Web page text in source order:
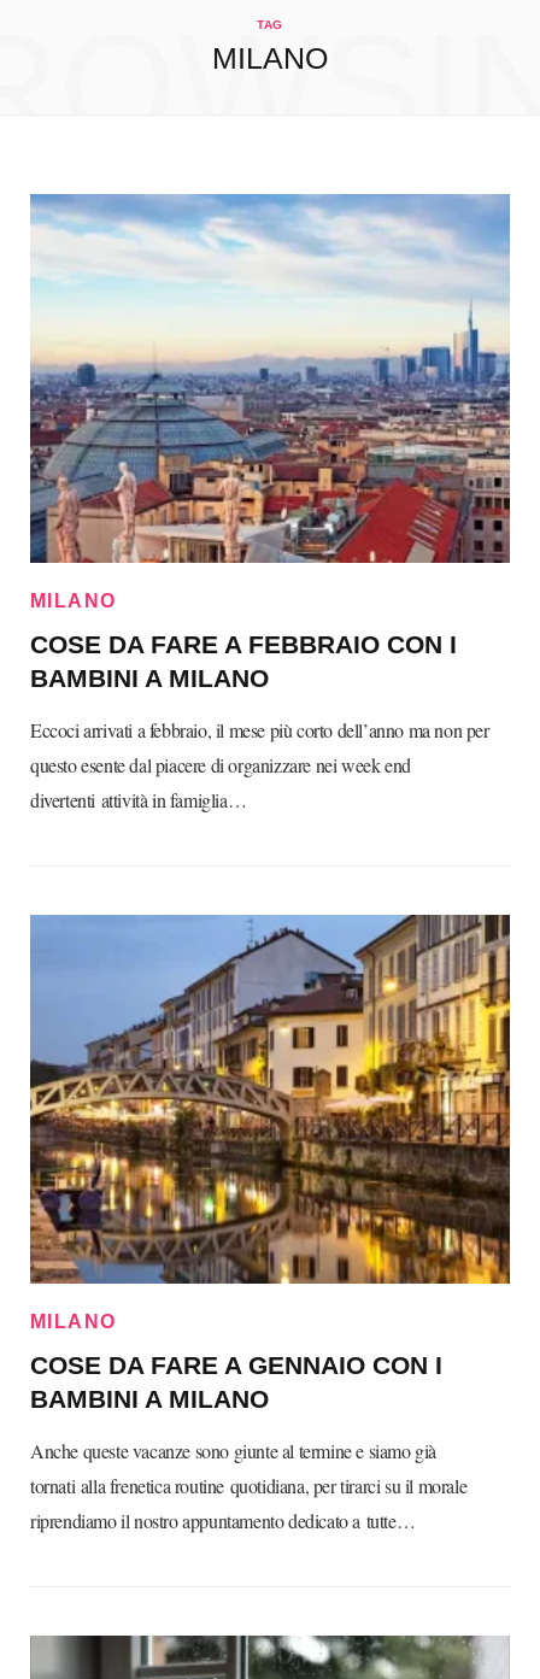
TAG
MILANO
MILANO
COSE DA FARE A FEBBRAIO CON I
BAMBINI A MILANO
Eccoci arrivati a febbraio, il mese più corto dell’anno ma non per
questo esente dal piacere di organizzare nei week end
divertenti attività in famiglia…
MILANO
COSE DA FARE A GENNAIO CON I
BAMBINI A MILANO
Anche queste vacanze sono giunte al termine e siamo già
tornati alla frenetica routine quotidiana, per tirarci su il morale
riprendiamo il nostro appuntamento dedicato a tutte…